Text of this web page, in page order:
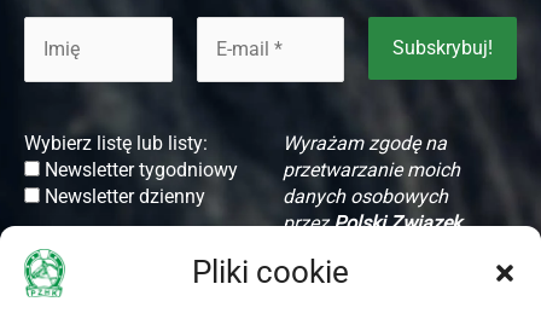
Pliki cookie
Wybierz listę lub listy:
Newsletter tygodniowy
Newsletter dzienny
Wyrażam zgodę na
przetwarzanie moich
danych osobowych
przezPolski Związek
PZHK) z siedzibą w